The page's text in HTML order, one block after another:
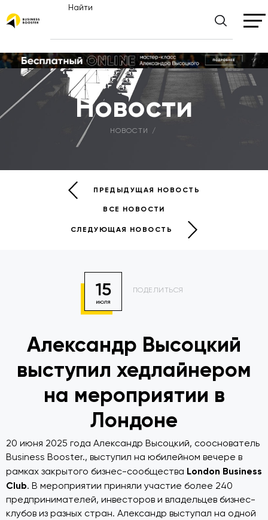
Найти
Новости
НОВОСТИ
ПРЕДЫДУЩАЯ НОВОСТЬ
ВСЕ НОВОСТИ
СЛЕДУЮЩАЯ НОВОСТЬ
15
ИЮЛЯ
ПОДЕЛИТЬСЯ
Александр Высоцкий
выступил хедлайнером
на мероприятии в
Лондоне
20 июня 2025 года Александр Высоцкий, сооснователь
Business Booster., выступил на юбилейном вечере в
рамках закрытого бизнес-сообщества London Business
Club. В мероприятии приняли участие более 240
предпринимателей, инвесторов и владельцев бизнес-
клубов из разных стран. Александр выступал на одной